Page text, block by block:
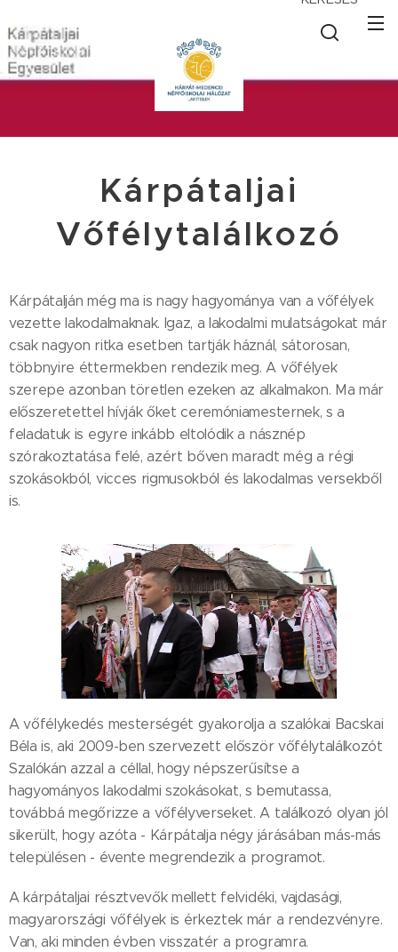
Kárpátaljai
Vőfélytalálkozó
Kárpátalján még ma is nagy hagyománya van a vőfélyek
vezette lakodalmaknak. Igaz, a lakodalmi mulatságokat már
csak nagyon ritka esetben tartják háznál, sátorosan,
többnyire éttermekben rendezik meg. A vőfélyek
szerepe azonban töretlen ezeken az alkalmakon. Ma már
előszeretettel hívják őket ceremóniamesternek, s a
feladatuk is egyre inkább eltolódik a násznép
szórakoztatása felé, azért bőven maradt még a régi
szokásokból, vicces rigmusokból és lakodalmas versekből
is.
A vőfélykedés mesterségét gyakorolja a szalókai Bacskai
Béla is, aki 2009-ben szervezett először vőfélytalálkozót
Szalókán azzal a céllal, hogy népszerűsítse a
hagyományos lakodalmi szokásokat, s bemutassa,
továbbá megőrizze a vőfélyverseket. A találkozó olyan jól
sikerült, hogy azóta - Kárpátalja négy járásában más-más
településen - évente megrendezik a programot.
A kárpátaljai résztvevők mellett felvidéki, vajdasági,
magyarországi vőfélyek is érkeztek már a rendezvényre.
Van, aki minden évben visszatér a programra.